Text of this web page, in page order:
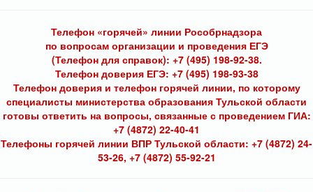
Телефон «горячей» линии Рособрнадзора
по вопросам организации и проведения ЕГЭ
(Телефон для справок): +7 (495) 198-92-38.
Телефон доверия ЕГЭ: +7 (495) 198-93-38
Телефон доверия и телефон горячей линии, по которому
специалисты министерства образования Тульской области
готовы ответить на вопросы, связанные с проведением ГИА:
+7 (4872) 22-40-41
Телефоны горячей линии ВПР Тульской области: +7 (4872) 24-
53-26, +7 (4872) 55-92-21